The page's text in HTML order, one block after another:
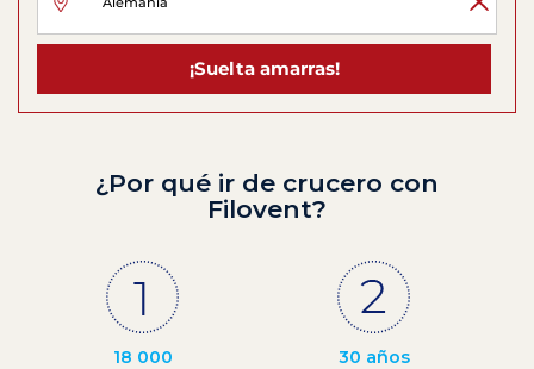
¡Suelta amarras!
¿Por qué ir de crucero con
Filovent?
18 000
30 años